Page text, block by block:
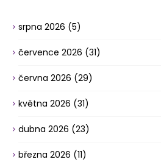
srpna 2026 (5)
července 2026 (31)
června 2026 (29)
května 2026 (31)
dubna 2026 (23)
března 2026 (11)